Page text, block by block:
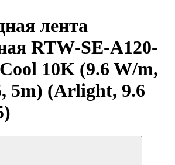
лента
RTW-SE-A120-
10K (9.6 W/m,
5m) (Arlight, 9.6